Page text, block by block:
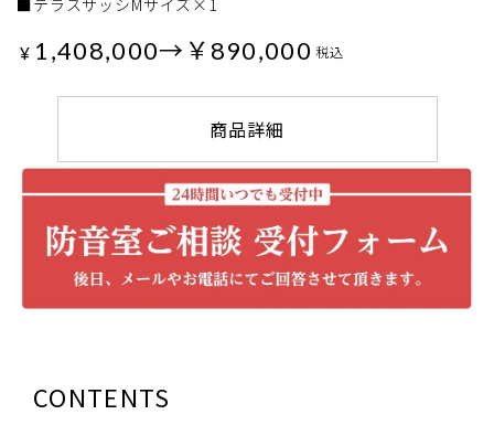
¥ 1,408,000→￥890,000 税込
商品詳細
CONTENTS